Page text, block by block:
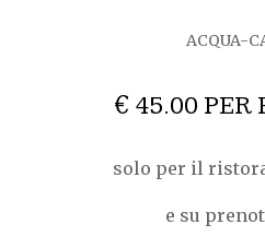
ACQUA-
€ 45.00 PER
solo per il
e su